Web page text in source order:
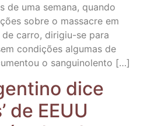
de uma sema­na, quan­do
sobre o mas­sa­cre em
carro, diri­­giu-se para
con­dições algu­mas de
o sanguinolento […]
dice
de EEUU